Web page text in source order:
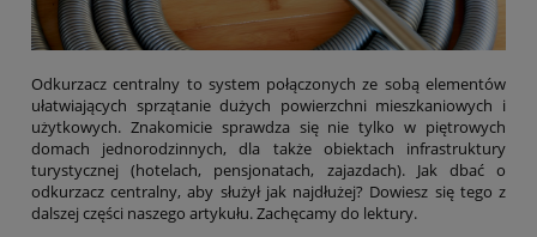
Odkurzacz centralny to system połączonych ze sobą elementów
ułatwiających sprzątanie dużych powierzchni mieszkaniowych i
użytkowych. Znakomicie sprawdza się nie tylko w piętrowych
domach jednorodzinnych, dla także obiektach infrastruktury
turystycznej (hotelach, pensjonatach, zajazdach). Jak dbać o
odkurzacz centralny, aby służył jak najdłużej? Dowiesz się tego z
dalszej części naszego artykułu. Zachęcamy do lektury.